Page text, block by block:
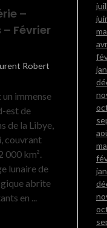
–
– Février
Robert
un immense
est de
de la Libye,
couvrant
000 km².
lunaire de
abrite
en ...